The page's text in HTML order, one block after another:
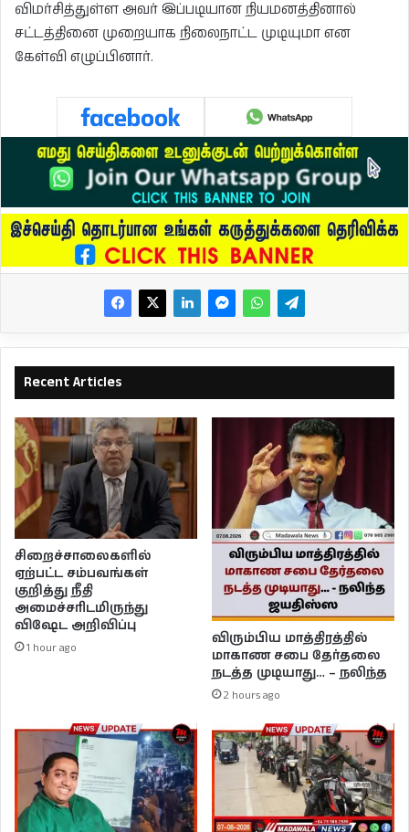
விமர்சித்துள்ள அவர் இப்படியான நியமனத்தினால்
சட்டத்தினை முறையாக நிலைநாட்ட முடியுமா என
கேள்வி எழுப்பினார்.
Recent Articles
சிறைச்சாலைகளில்
ஏற்பட்ட சம்பவங்கள்
குறித்து நீதி
அமைச்சரிடமிருந்து
விஷேட அறிவிப்பு
1 hour ago
விரும்பிய மாத்திரத்தில்
மாகாண சபை தேர்தலை
நடத்த முடியாது… – நலிந்த
2 hours ago